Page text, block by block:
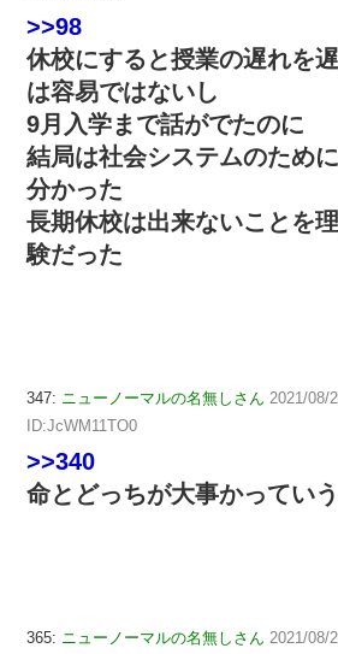
>>98
休校にすると授業の遅れを
は容易ではないし
9月入学まで話がでたのに
結局は社会システムのため
分かった
長期休校は出来ないことを
験だった
347: ニューノーマルの名無しさん 2021/08/
ID:JcWM11TO0
>>340
命とどっちが大事かってい
365: ニューノーマルの名無しさん 2021/08/